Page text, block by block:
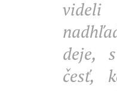
videli
deje,
česť,